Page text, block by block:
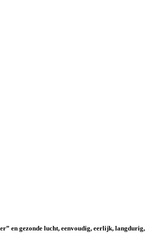
en gezonde lucht, eenvoudig, eerlijk, langdurig,